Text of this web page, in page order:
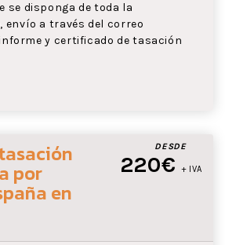
se disponga de toda la
envío a través del correo
y certificado de tasación
DESDE
220€ + IVA
por
en